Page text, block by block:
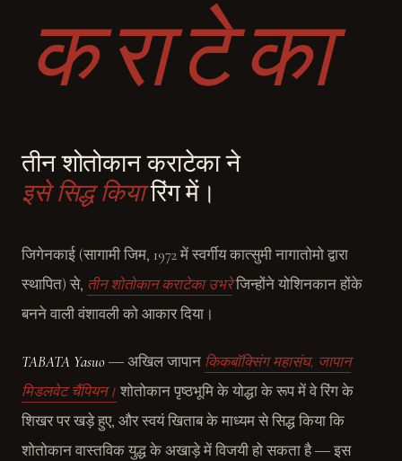
कराटेका
तीन शोतोकान कराटेका ने
इसे सिद्ध कियारिंग में।
जिगेनकाई (सागामी जिम, 1972 में स्वर्गीय कात्सुमी नागातोमो द्वारा
स्थापित) से, तीन शोतोकान कराटेका उभरेजिन्होंने योशिनकान होंके
बनने वाली वंशावली को आकार दिया।
TABATA Yasuo ― अखिल जापान किकबॉक्सिंग महासंघ, जापान
मिडलवेट चैंपियन। शोतोकान पृष्ठभूमि के योद्धा के रूप में वे रिंग के
शिखर पर खड़े हुए, और स्वयं खिताब के माध्यम से सिद्ध किया कि
शोतोकान वास्तविक युद्ध के अखाड़े में विजयी हो सकता है ― इस